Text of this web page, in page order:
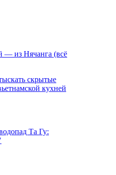
— из Нячанга (всё
скрытые
кухней